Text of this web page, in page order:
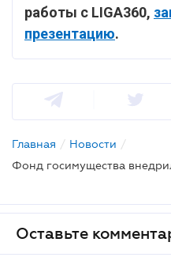
работы с LIGA360,
презентацию.
Главная / Новости /
Оставьте